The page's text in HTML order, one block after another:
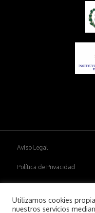
Aviso Legal
Política de Privacidad
Utilizamos cookies
nuestros servicios